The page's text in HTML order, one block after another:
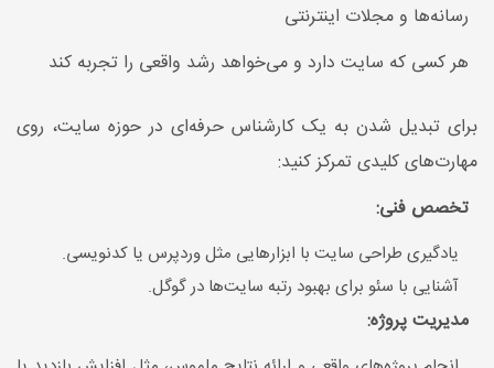
رسانه‌ها و مجلات اینترنتی
هر کسی که سایت دارد و می‌خواهد رشد واقعی را تجربه کند
برای تبدیل شدن به یک کارشناس حرفه‌ای در حوزه سایت، روی
مهارت‌های کلیدی تمرکز کنید:
تخصص فنی:
یادگیری طراحی سایت با ابزارهایی مثل وردپرس یا کدنویسی.
آشنایی با سئو برای بهبود رتبه سایت‌ها در گوگل.
مدیریت پروژه: